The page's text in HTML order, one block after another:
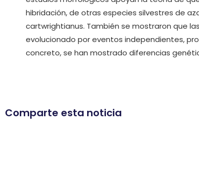
hibridación, de otras especies silvestres de
cartwrightianus. También se mostraron que
evolucionado por eventos independientes,
concreto, se han mostrado diferencias
Comparte esta noticia